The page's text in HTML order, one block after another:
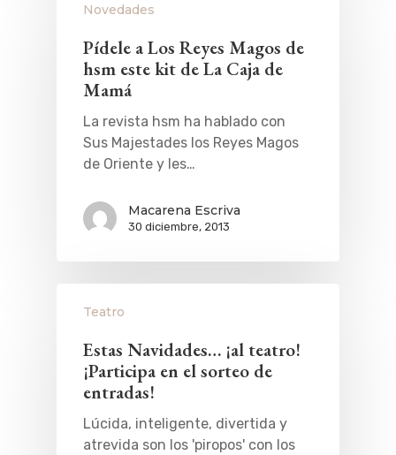
Novedades
Pídele a Los Reyes Magos de
hsm este kit de La Caja de
Mamá
La revista hsm ha hablado con
Sus Majestades los Reyes Magos
de Oriente y les…
Macarena Escriva
30 diciembre, 2013
Teatro
Estas Navidades… ¡al teatro!
¡Participa en el sorteo de
entradas!
Lúcida, inteligente, divertida y
atrevida son los 'piropos' con los